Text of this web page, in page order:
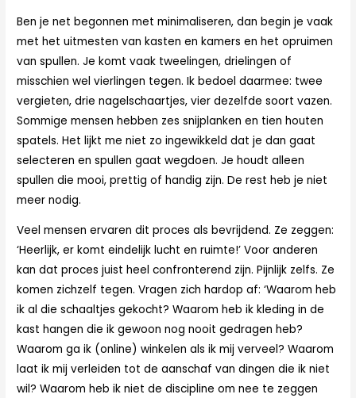
Ben je net begonnen met minimaliseren, dan begin je vaak
met het uitmesten van kasten en kamers en het opruimen
van spullen. Je komt vaak tweelingen, drielingen of
misschien wel vierlingen tegen. Ik bedoel daarmee: twee
vergieten, drie nagelschaartjes, vier dezelfde soort vazen.
Sommige mensen hebben zes snijplanken en tien houten
spatels. Het lijkt me niet zo ingewikkeld dat je dan gaat
selecteren en spullen gaat wegdoen. Je houdt alleen
spullen die mooi, prettig of handig zijn. De rest heb je niet
meer nodig.
Veel mensen ervaren dit proces als bevrijdend. Ze zeggen:
‘Heerlijk, er komt eindelijk lucht en ruimte!’ Voor anderen
kan dat proces juist heel confronterend zijn. Pijnlijk zelfs. Ze
komen zichzelf tegen. Vragen zich hardop af: ‘Waarom heb
ik al die schaaltjes gekocht? Waarom heb ik kleding in de
kast hangen die ik gewoon nog nooit gedragen heb?
Waarom ga ik (online) winkelen als ik mij verveel? Waarom
laat ik mij verleiden tot de aanschaf van dingen die ik niet
wil? Waarom heb ik niet de discipline om nee te zeggen